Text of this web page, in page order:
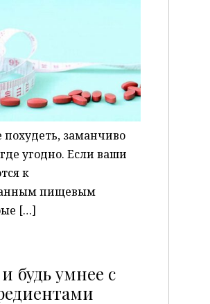
похудеть, заманчиво
угодно. Если ваши
к
пищевым
[…]
будь умнее с